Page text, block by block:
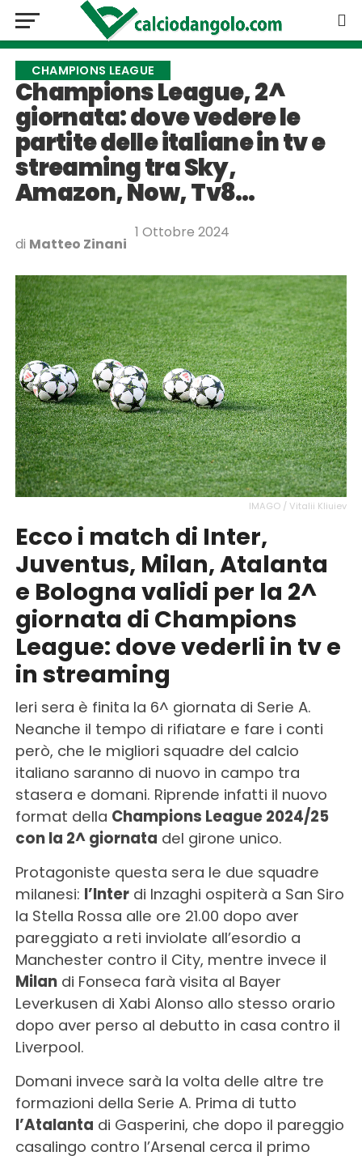
CHAMPIONS LEAGUE
Champions League, 2^
giornata: dove vedere le
partite delle italiane in tv e
streaming tra Sky,
Amazon, Now, Tv8…
di Matteo Zinani
1 Ottobre 2024
IMAGO / Vitalii Kliuiev
Ecco i match di Inter,
Juventus, Milan, Atalanta
e Bologna validi per la 2^
giornata di Champions
League: dove vederli in tv e
in streaming
Ieri sera è finita la 6^ giornata di Serie A.
Neanche il tempo di rifiatare e fare i conti
però, che le migliori squadre del calcio
italiano saranno di nuovo in campo tra
stasera e domani. Riprende infatti il nuovo
format della Champions League 2024/25
con la 2^ giornata del girone unico.
Protagoniste questa sera le due squadre
milanesi: l’Interdi Inzaghi ospiterà a San Siro
la Stella Rossa alle ore 21.00 dopo aver
pareggiato a reti inviolate all’esordio a
Manchester contro il City, mentre invece il
Milandi Fonseca farà visita al Bayer
Leverkusen di Xabi Alonso allo stesso orario
dopo aver perso al debutto in casa contro il
Liverpool.
Domani invece sarà la volta delle altre tre
formazioni della Serie A. Prima di tutto
l’Atalanta di Gasperini, che dopo il pareggio
casalingo contro l’Arsenal cerca il primo